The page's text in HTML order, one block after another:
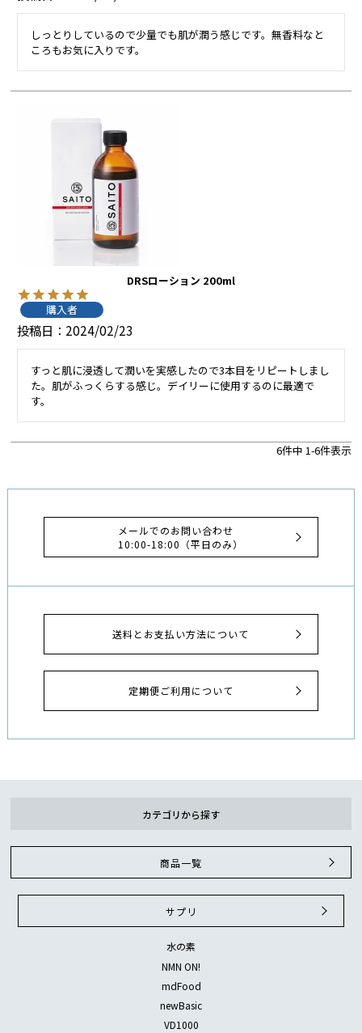
しっとりしているので少量でも肌が潤う感じです。無香料なと
ころもお気に入りです。
DRSローション 200ml
購入者
投稿日 2024/02/23
すっと肌に浸透して潤いを実感したので3本目をリピートしまし
た。肌がふっくらする感じ。デイリーに使用するのに最適で
す。
6件中 1-6件表示
メールでのお問い合わせ
10:00-18:00（平日のみ）
送料とお支払い方法について
定期便ご利用について
カテゴリから探す
商品一覧
サプリ
水の素
NMN ON!
mdFood
newBasic
VD1000